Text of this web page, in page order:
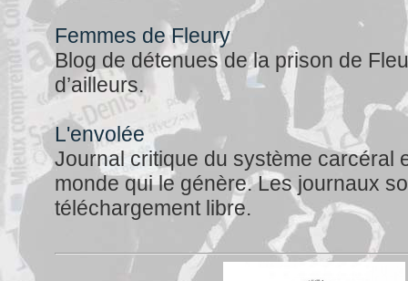
Femmes de Fleury
Blog de détenues de la prison de
d’ailleurs.
L'envolée
Journal critique du système carcéral
monde qui le génère. Les journaux
téléchargement libre.